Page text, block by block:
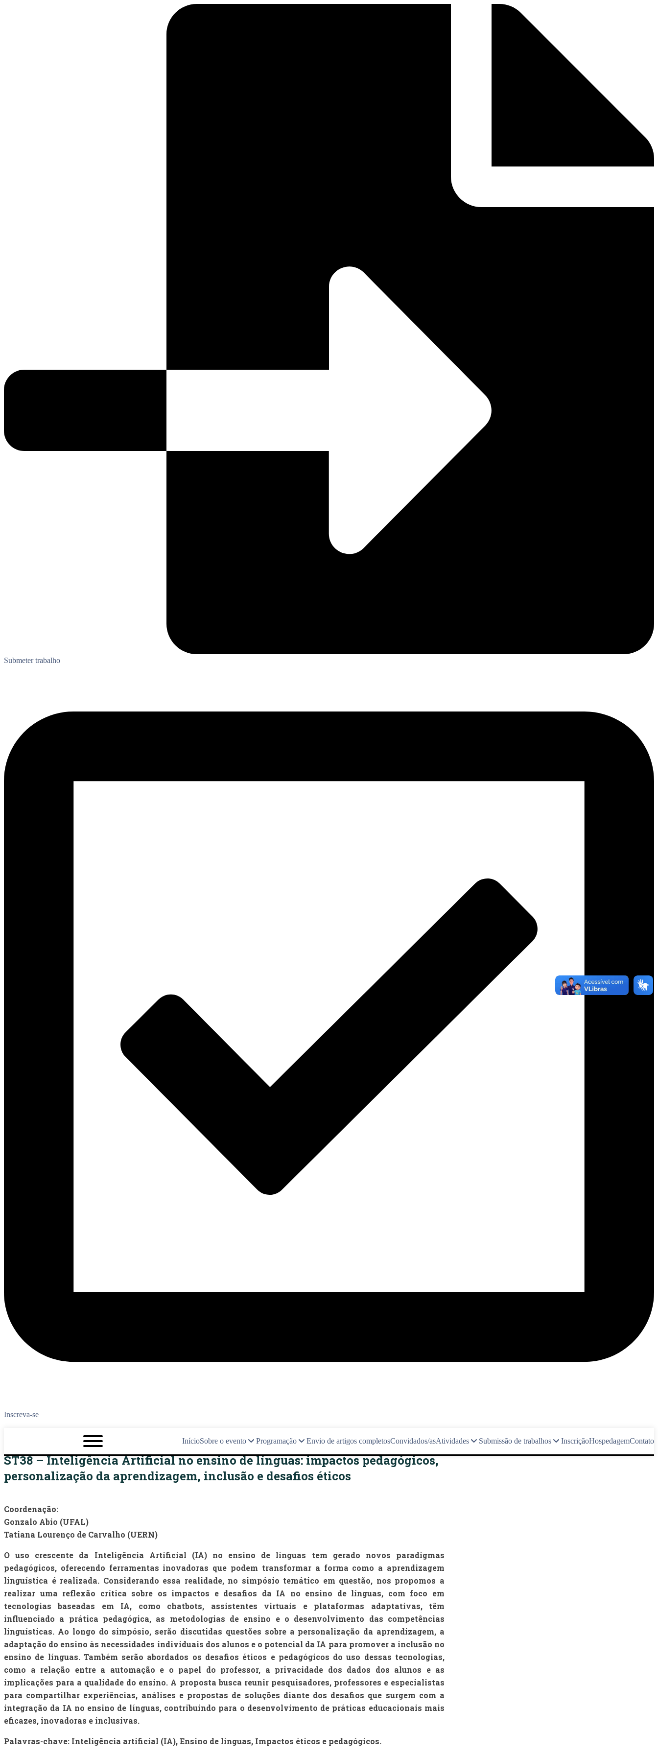
Submeter trabalho
Inscreva-se
InícioSobre o evento Programação Envio de artigos completosConvidados/asAtividades Submissão de trabalhos InscriçãoHospedagemContato
ST38 – Inteligência Artificial no ensino de línguas: impactos pedagógicos,
personalização da aprendizagem, inclusão e desafios éticos
Coordenação:
Gonzalo Abio (UFAL)
Tatiana Lourenço de Carvalho (UERN)
O uso crescente da Inteligência Artificial (IA) no ensino de línguas tem gerado novos paradigmas
pedagógicos, oferecendo ferramentas inovadoras que podem transformar a forma como a aprendizagem
linguística é realizada. Considerando essa realidade, no simpósio temático em questão, nos propomos a
realizar uma reflexão crítica sobre os impactos e desafios da IA no ensino de línguas, com foco em
tecnologias baseadas em IA, como chatbots, assistentes virtuais e plataformas adaptativas, têm
influenciado a prática pedagógica, as metodologias de ensino e o desenvolvimento das competências
linguísticas. Ao longo do simpósio, serão discutidas questões sobre a personalização da aprendizagem, a
adaptação do ensino às necessidades individuais dos alunos e o potencial da IA para promover a inclusão no
ensino de línguas. Também serão abordados os desafios éticos e pedagógicos do uso dessas tecnologias,
como a relação entre a automação e o papel do professor, a privacidade dos dados dos alunos e as
implicações para a qualidade do ensino. A proposta busca reunir pesquisadores, professores e especialistas
para compartilhar experiências, análises e propostas de soluções diante dos desafios que surgem com a
integração da IA no ensino de línguas, contribuindo para o desenvolvimento de práticas educacionais mais
eficazes, inovadoras e inclusivas.
Palavras-chave: Inteligência artificial (IA), Ensino de línguas, Impactos éticos e pedagógicos.